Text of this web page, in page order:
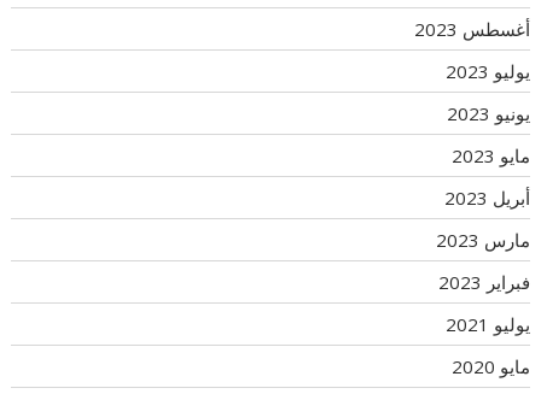
أغسطس 2023
يوليو 2023
يونيو 2023
مايو 2023
أبريل 2023
مارس 2023
فبراير 2023
يوليو 2021
مايو 2020